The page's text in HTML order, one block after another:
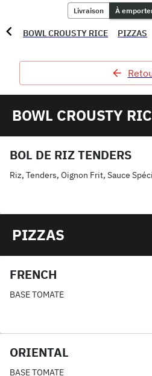
BOWL CROUSTY RICE PIZZAS
Livraison À
BOWL CROUSTY
BOL DE RIZ TENDERS
Riz, Tenders, Oignon Frit, Sauce
PIZZAS
FRENCH
BASE TOMATE
ORIENTAL
BASE TOMATE